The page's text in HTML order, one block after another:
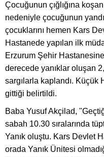
Çocuğunun çığlığına
nedeniyle çocuğunun
çocuklarını hemen Kars
Hastanede yapılan ilk
Erzurum Şehir
derecede yanıklar oluşan
sargılarla kaplandı. Küçük
gittiği belirtildi.
Baba Yusuf Akçilad,
sabah 10.30 sıralarında
Yanık oluştu. Kars Devlet
orada Yanık Ünitesi